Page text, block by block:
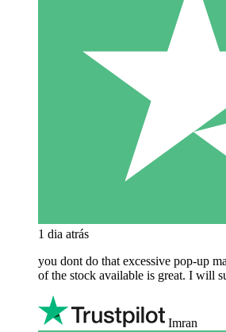
1 dia atrás
you dont do that excessive pop-up
of the stock available is great. I will
Imran